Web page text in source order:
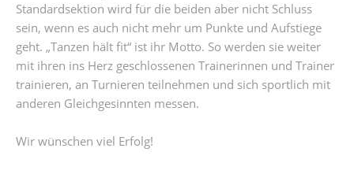
Standardsektion wird für die beiden aber nicht Schluss
sein, wenn es auch nicht mehr um Punkte und Aufstiege
geht. „Tanzen hält fit“ ist ihr Motto. So werden sie weiter
mit ihren ins Herz geschlossenen Trainerinnen und Trainer
trainieren, an Turnieren teilnehmen und sich sportlich mit
anderen Gleichgesinnten messen.
Wir wünschen viel Erfolg!